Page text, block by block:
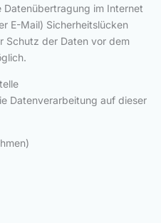
im Internet
E-Mail) Sicherheitslücken
Schutz der Daten vor dem
Datenverarbeitung auf dieser